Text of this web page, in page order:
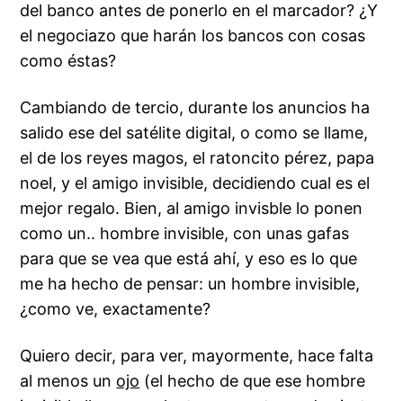
del banco antes de ponerlo en el marcador? ¿Y
el negociazo que harán los bancos con cosas
como éstas?
Cambiando de tercio, durante los anuncios ha
salido ese del satélite digital, o como se llame,
el de los reyes magos, el ratoncito pérez, papa
noel, y el amigo invisible, decidiendo cual es el
mejor regalo. Bien, al amigo invisble lo ponen
como un.. hombre invisible, con unas gafas
para que se vea que está ahí, y eso es lo que
me ha hecho de pensar: un hombre invisible,
¿como ve, exactamente?
Quiero decir, para ver, mayormente, hace falta
al menos un ojo (el hecho de que ese hombre